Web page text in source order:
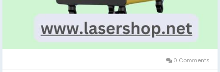
0 Comments